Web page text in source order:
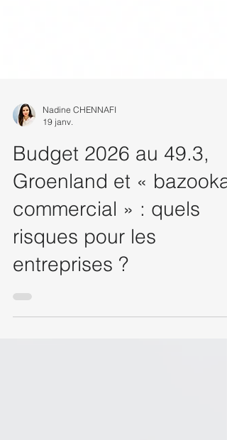
Nadine CHENNAFI
19 janv.
Budget 2026 au 49.3,
Groenland et « bazooka
commercial » : quels
risques pour les
entreprises ?